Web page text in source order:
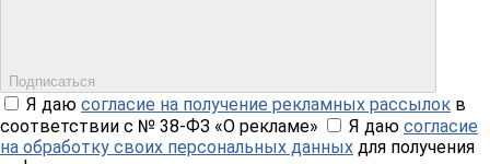
Подписаться
Я даю согласие на получение рекламных рассылок в
соответствии с № 38-ФЗ «О рекламе»
Я даю согласие
на обработку своих персональных данных для получения